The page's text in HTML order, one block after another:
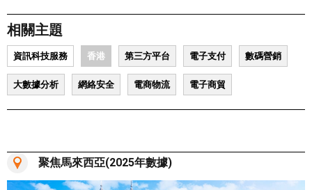
相關主題
資訊科技服務 香港 第三方平台 電子支付 數碼營銷
大數據分析 網絡安全 電商物流 電子商貿
聚焦馬來西亞(2025年數據)